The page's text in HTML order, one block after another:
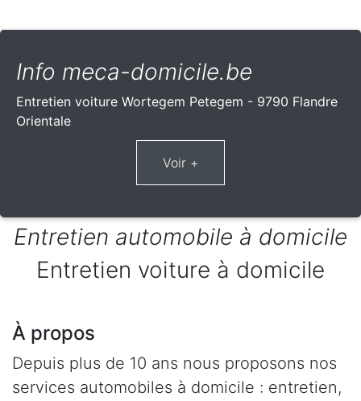
Info meca-domicile.be
Entretien voiture Wortegem Petegem - 9790 Flandre
Orientale
Entretien automobile à domicile
Entretien voiture à domicile
À propos
Depuis plus de 10 ans nous proposons nos
services automobiles à domicile : entretien,